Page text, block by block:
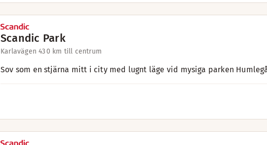
Scandic Park
Karlavägen 430 km till centrum
Sov som en stjärna mitt i city med lugnt läge vid mysiga parken